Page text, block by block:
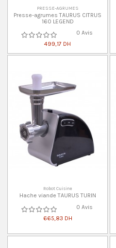
PRESSE-AGRUMES
Presse-agrumes TAURUS CITRUS
160 LEGEND
0 Avis
499,17 DH
Robot Cuisine
Hache viande TAURUS TURIN
0 Avis
665,83 DH